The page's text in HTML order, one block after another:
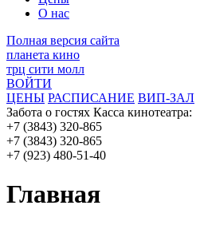
О нас
Полная версия сайта
планета кино
трц сити молл
ВОЙТИ
ЦЕНЫ РАСПИСАНИЕ ВИП-ЗАЛ
Забота о гостях Касса кинотеатра:
+7 (3843) 320-865
+7 (3843) 320-865
+7 (923) 480-51-40
Главная